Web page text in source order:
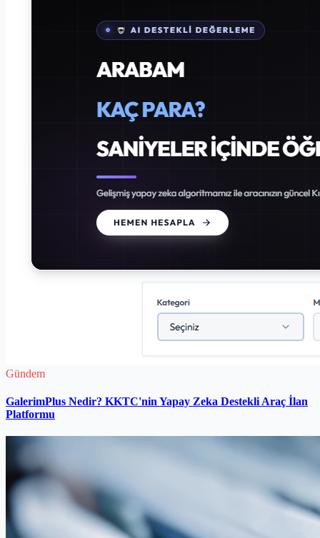
Gündem
GalerimPlus Nedir? KKTC'nin Yapay Zeka Destekli Araç İlan
Platformu